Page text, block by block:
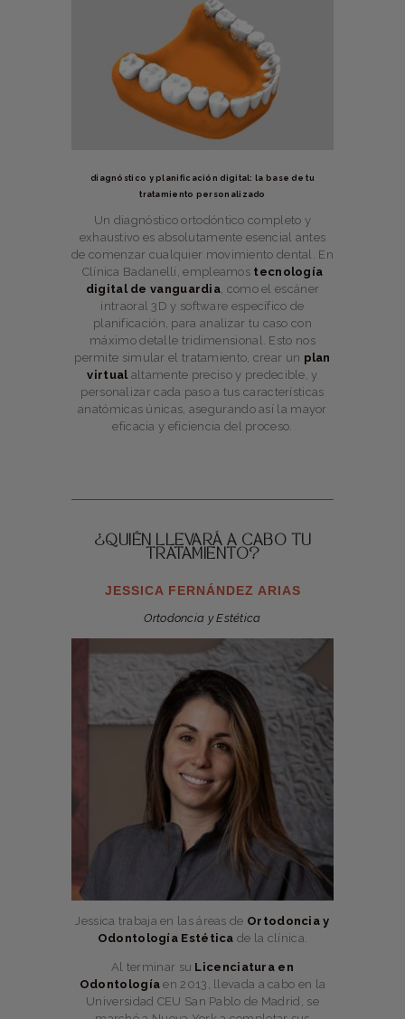
diagnóstico y planificación digital: la base de tu
tratamiento personalizado
Un diagnóstico ortodóntico completo y
exhaustivo es absolutamente esencial antes
de comenzar cualquier movimiento dental. En
Clínica Badanelli, empleamos tecnología
digital de vanguardia, como el escáner
intraoral 3D y software específico de
planificación, para analizar tu caso con
máximo detalle tridimensional. Esto nos
permite simular el tratamiento, crear un plan
virtualaltamente preciso y predecible, y
personalizar cada paso a tus características
anatómicas únicas, asegurando así la mayor
eficacia y eficiencia del proceso.
¿QUIÉN LLEVARÁ A CABO TU
TRATAMIENTO?
JESSICA FERNÁNDEZ ARIAS
Ortodoncia y Estética
Jessica trabaja en las áreas de Ortodoncia y
Odontología Estética de la clínica.
Al terminar su Licenciatura en
Odontología en 2013, llevada a cabo en la
Universidad CEU San Pablo de Madrid, se